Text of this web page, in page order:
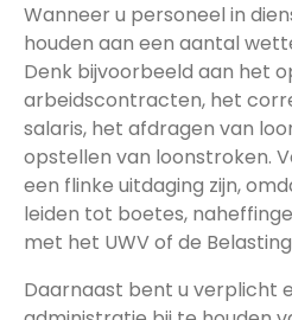
Wanneer u personeel in
houden aan een aantal
Denk bijvoorbeeld aan het
arbeidscontracten, het
salaris, het afdragen van
opstellen van loonstroken.
een flinke uitdaging zijn,
leiden tot boetes,
met het UWV of de
Daarnaast bent u verplicht